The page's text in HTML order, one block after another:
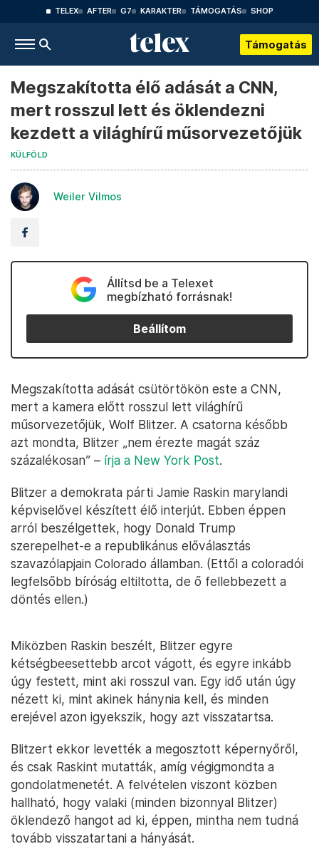
TELEX AFTER G7 KARAKTER TÁMOGATÁS SHOP
Támogatás
Megszakította élő adását a CNN,
mert rosszul lett és öklendezni
kezdett a világhírű műsorvezetőjük
KÜLFÖLD
Weiler Vilmos
Állítsd be a Telexet
megbízható forrásnak!
Beállítom
Megszakította adását csütörtökön este a CNN,
mert a kamera előtt rosszul lett világhírű
műsorvezetőjük, Wolf Blitzer. A csatorna később
azt mondta, Blitzer „nem érezte magát száz
százalékosan” – írja a New York Post.
Blitzer a demokrata párti Jamie Raskin marylandi
képviselővel készített élő interjút. Ebben éppen
arról beszélgettek, hogy Donald Trump
szerepelhet-e a republikánus előválasztás
szavazólapjain Colorado államban. (Ettől a coloradói
legfelsőbb bíróság eltiltotta, de ő fellebbezett a
döntés ellen.)
Miközben Raskin beszélt, Blitzer egyre
kétségbeesettebb arcot vágott, és egyre inkább
úgy festett, mint aki rosszul van. Egy idő után úgy
nézett ki, mint akinek hánynia kell, és minden
erejével azon igyekszik, hogy azt visszatartsa.
Blitzert ekkor levették a megosztott képernyőről,
és csak Raskint mutatták, amíg végigmondta a
gondolatmenetét. A felvételen viszont közben
hallható, hogy valaki (minden bizonnyal Blitzer)
öklendező hangot ad ki, éppen, mintha nem tudná
tovább visszatartani a hányását.